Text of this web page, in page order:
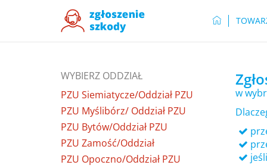
WYBIERZ ODDZIAŁ
PZU Siemiatycze/Oddział PZU
PZU Myślibórz/ Oddział PZU
PZU Bytów/Oddział PZU
PZU Zamość/Oddział
PZU Opoczno/Oddział PZU
w